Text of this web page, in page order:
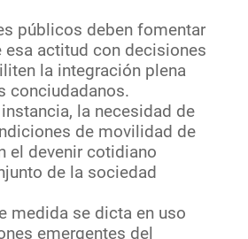
públicos deben fomentar
esa actitud con decisiones
la integración plena
conciudadanos.
la necesidad de
de movilidad de
el devenir cotidiano
de la sociedad
medida se dicta en uso
emergentes del